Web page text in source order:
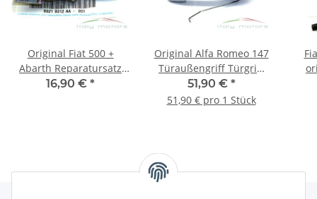
Original Fiat 500 +
Abarth Reparatursatz
Scharnier Türgriff
16,90 € *
Original Alfa Romeo 147
Türaußengriff Türgriff
außen vorne links
156073261
51,90 € *
51,90 € pro 1 Stück